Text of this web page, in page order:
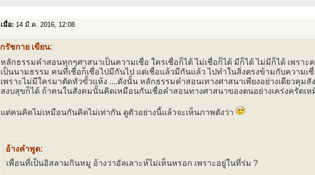
เมื่อ: 14 มี.ค. 2016, 12:08
กรัชกาย เขียน:
หลักธรรมคำสอนทุกๆศาสนาเป็นความเชื่อ ใครเชื่อก็ได้ ไม่เชื่อก็ได้ มีก็ได้ ไม่มีก็ได้ เพราะ
เป็นนามธรรม คนที่เชื่อก็เชื่อไปมีกันไป แต่เชื่อแล้วมีกันแล้ว ไปทำในสิ่งตรงข้ามกับความเ
เพราะไม่มีใครมาตัดหัวขั้วแห้ง ....ดังนั้น หลักธรรมคำสอนเทางศาสนาเพียงอย่างเดียวคุมสั
สงบสุขก็ได้ ถ้าคนในสังคมนั้นคิดเหมือนกันเชื่อคำสอนทางศาสนาของตนอย่างเคร่งครัดเ
แต่คนคิดไม่เหมือนกันคิดไม่เท่ากัน ดูตัวอย่างนี้แล้วจะเห็นภาพดังว่า
อ้างคำพูด:
เพื่อนที่เป็นอิสลามกินหมู อ้างว่าอัลเลาะห์ไม่เห็นหรอก เพราะอยู่ในที่ร่ม ?